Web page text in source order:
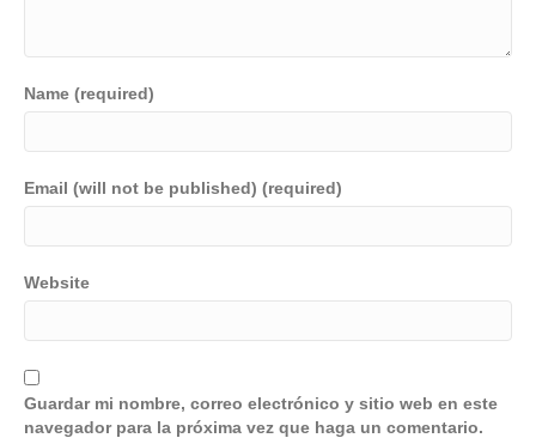
Name (required)
Email (will not be published) (required)
Website
Guardar mi nombre, correo electrónico y sitio web en este
navegador para la próxima vez que haga un comentario.